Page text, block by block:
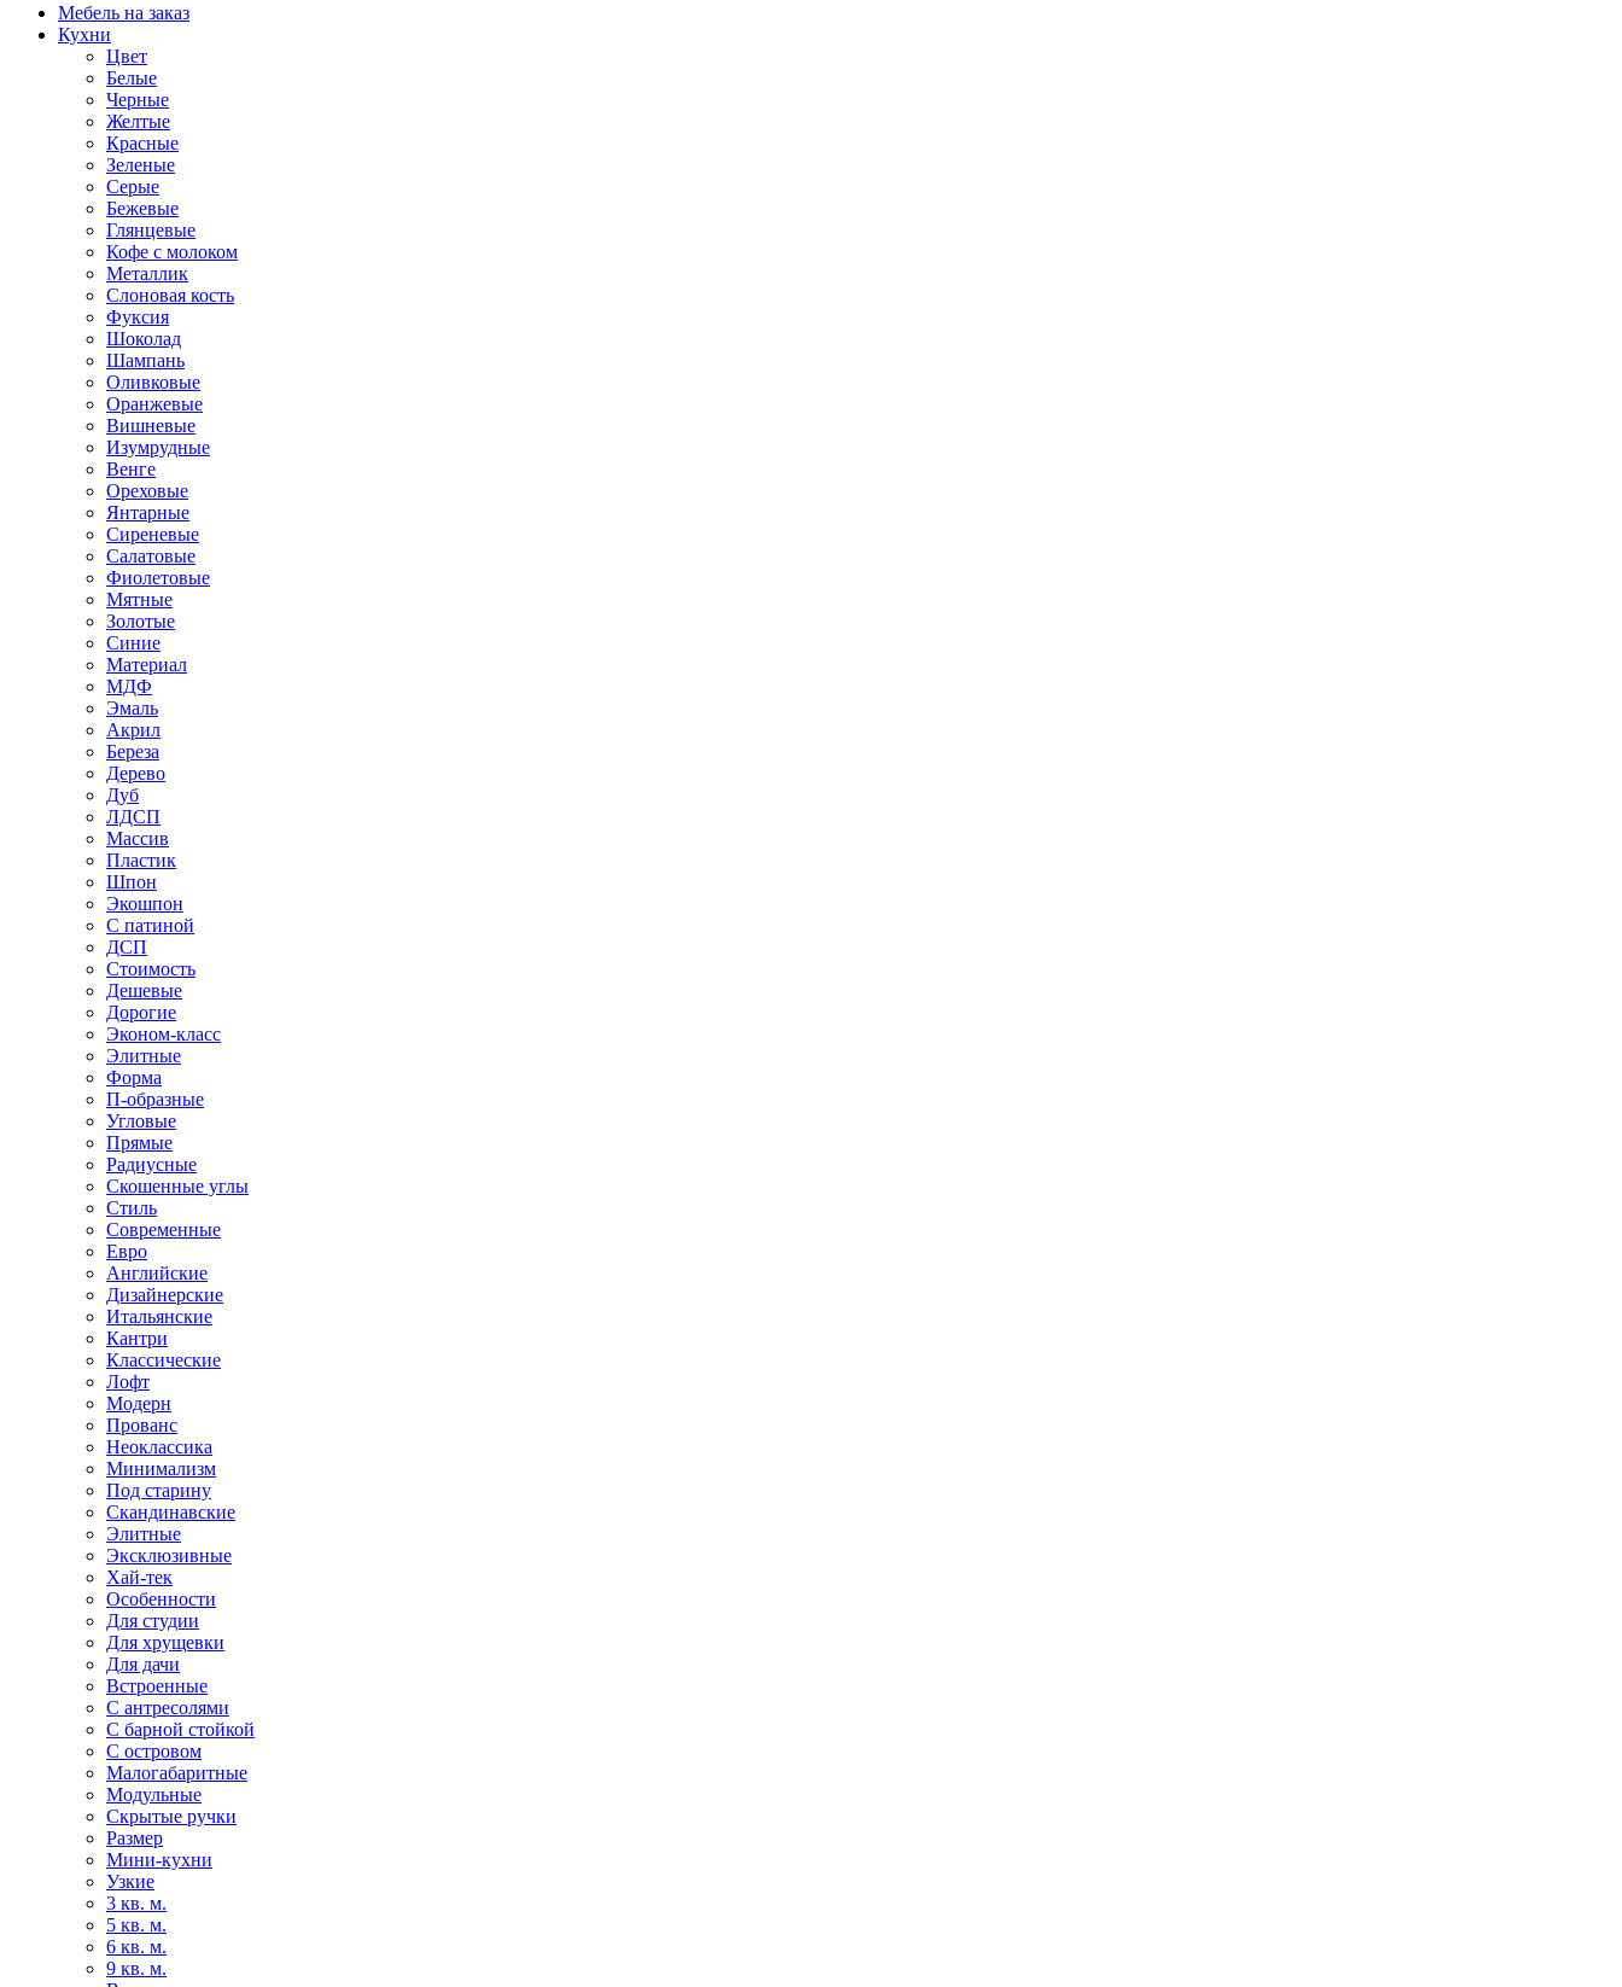
Мебель на заказ
Кухни
Цвет
Белые
Черные
Желтые
Красные
Зеленые
Серые
Бежевые
Глянцевые
Кофе с молоком
Металлик
Слоновая кость
Фуксия
Шоколад
Шампань
Оливковые
Оранжевые
Вишневые
Изумрудные
Венге
Ореховые
Янтарные
Сиреневые
Салатовые
Фиолетовые
Мятные
Золотые
Синие
Материал
МДФ
Эмаль
Акрил
Береза
Дерево
Дуб
ЛДСП
Массив
Пластик
Шпон
Экошпон
С патиной
ДСП
Стоимость
Дешевые
Дорогие
Эконом-класс
Элитные
Форма
П-образные
Угловые
Прямые
Радиусные
Скошенные углы
Стиль
Современные
Евро
Английские
Дизайнерские
Итальянские
Кантри
Классические
Лофт
Модерн
Прованс
Неоклассика
Минимализм
Под старину
Скандинавские
Элитные
Эксклюзивные
Хай-тек
Особенности
Для студии
Для хрущевки
Для дачи
Встроенные
С антресолями
С барной стойкой
С островом
Малогабаритные
Модульные
Скрытые ручки
Размер
Мини-кухни
Узкие
3 кв. м.
5 кв. м.
6 кв. м.
9 кв. м.